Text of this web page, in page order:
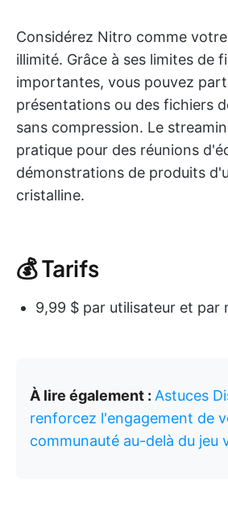
Considérez Nitro comme
illimité. Grâce à ses limites de
importantes, vous pouvez
présentations ou des fichiers
sans compression. Le
pratique pour des réunions
démonstrations de produits
cristalline.
💰 Tarifs
9,99 $ par utilisateur et par
À lire également : Astuces
renforcez l'engagement de
communauté au-delà du jeu